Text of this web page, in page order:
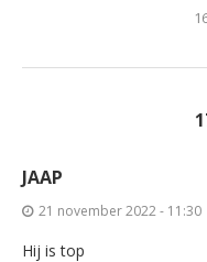
JAAP
21 november 2022 - 11:30
Hij is top